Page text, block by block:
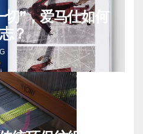
切”，爱马仕如何
？